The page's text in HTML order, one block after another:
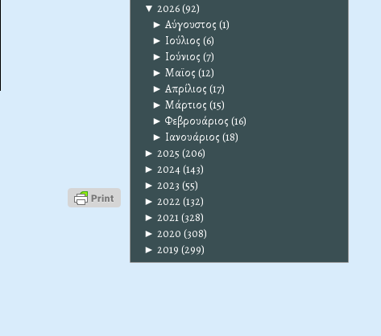
▼ 2026(92)
► Αύγουστος (1)
► Ιούλιος (6)
► Ιούνιος (7)
► Μαϊος (12)
► Απρίλιος (17)
► Μάρτιος (15)
► Φεβρουάριος (16)
► Ιανουάριος (18)
► 2025 (206)
► 2024(143)
► 2023 (55)
► 2022(132)
► 2021(328)
► 2020 (308)
► 2019 (299)